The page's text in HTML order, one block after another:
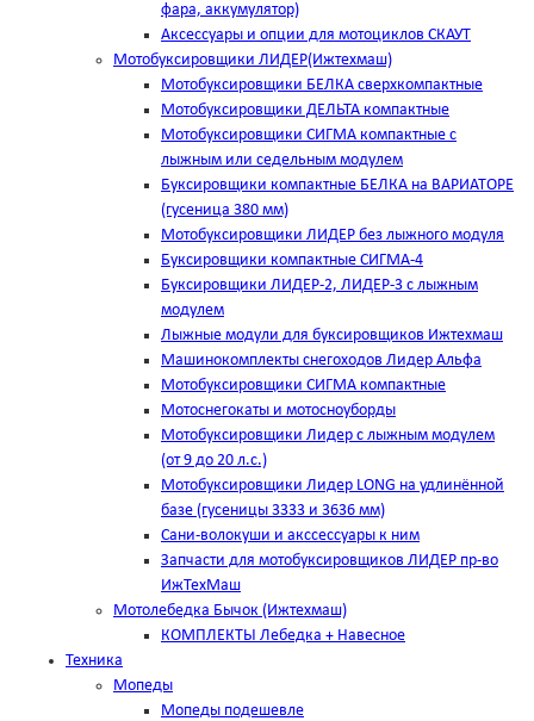
фара, аккумулятор)
Аксессуары и опции для мотоциклов СКАУТ
Мотобуксировщики ЛИДЕР(Ижтехмаш)
Мотобуксировщики БЕЛКА сверхкомпактные
Мотобуксировщики ДЕЛЬТА компактные
Мотобуксировщики СИГМА компактные с
лыжным или седельным модулем
Буксировщики компактные БЕЛКА на ВАРИАТОРЕ
(гусеница 380 мм)
Мотобуксировщики ЛИДЕР без лыжного модуля
Буксировщики компактные СИГМА-4
Буксировщики ЛИДЕР-2, ЛИДЕР-3 c лыжным
модулем
Лыжные модули для буксировщиков Ижтехмаш
Машинокомплекты снегоходов Лидер Альфа
Мотобуксировщики СИГМА компактные
Мотоснегокаты и мотосноуборды
Мотобуксировщики Лидер с лыжным модулем
(от 9 до 20 л.с.)
Мотобуксировщики Лидер LONG на удлинённой
базе (гусеницы 3333 и 3636 мм)
Сани-волокуши и акссессуары к ним
Запчасти для мотобуксировщиков ЛИДЕР пр-во
ИжТехМаш
Мотолебедка Бычок (Ижтехмаш)
КОМПЛЕКТЫ Лебедка + Навесное
Техника
Мопеды
Мопеды подешевле